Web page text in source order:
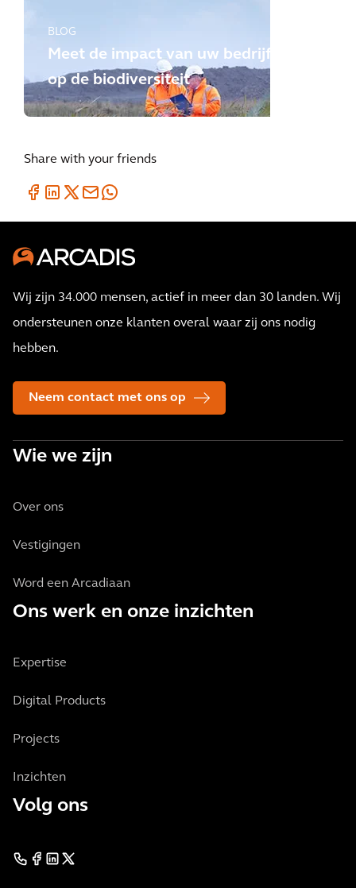
BLOG
Meet de impact van uw bedrijf
op de biodiversiteit
Share with your friends
Wij zijn 34.000 mensen, actief in meer dan 30 landen. Wij
ondersteunen onze klanten overal waar zij ons nodig
hebben.
Neem contact met ons op
Wie we zijn
Over ons
Vestigingen
Word een Arcadiaan
Ons werk en onze inzichten
Expertise
Digital Products
Projects
Inzichten
Volg ons